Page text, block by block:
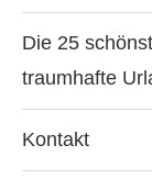
Die 25
traumhafte
Kontakt